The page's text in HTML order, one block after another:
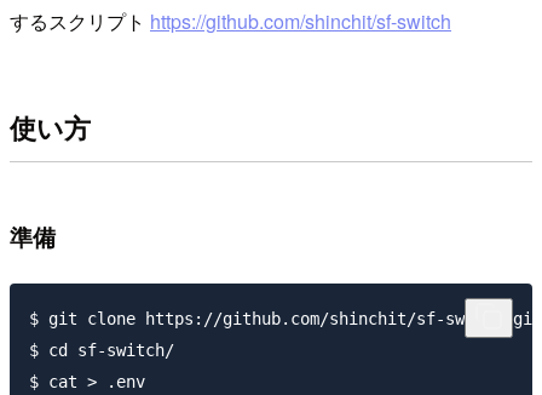
するスクリプト https://github.com/shinchit/sf-switch
使い方
準備
$ git clone https://github.com/shinchit/sf-switch.git
$ cd sf-switch/
$ cat > .env